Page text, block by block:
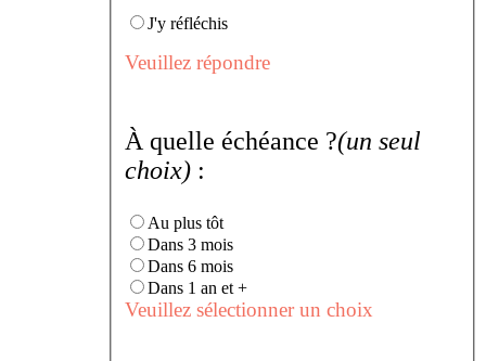
J'y réfléchis
Veuillez répondre
À quelle échéance ?(un seul
choix) :
Au plus tôt
Dans 3 mois
Dans 6 mois
Dans 1 an et +
Veuillez sélectionner un choix